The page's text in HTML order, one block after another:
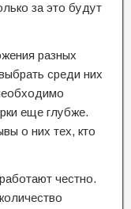
за это будут
разных
среди них
еще глубже.
о них тех, кто
честно.